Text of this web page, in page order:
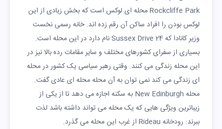
Rockcliffe Park محله ای لوکس است که بخش زیادی از این
لوکس بودن را افراد ساکن آن رقم زده اند. خانه رسمی نخست
وزیر کانادا که 24 Sussex Drive نام دارد در این محله است.
بسیاری از سفرای کشورهای مختلف و سایر مقامات رده بالا نیز در
این محله زندگی می کنند. وقتی رهبر سیاسی یک کشور در محله
ای زندگی می کند نمی توان به آن محله محله ای عادی گفت.
محله New Edinburgh به سکنه اجازه می دهد تا از یکی از
زیباترین ویژگی هایی که یک محله می تواند داشته باشد لذت
ببرند: رودخانه Rideau از غرب این محله می گذرد.